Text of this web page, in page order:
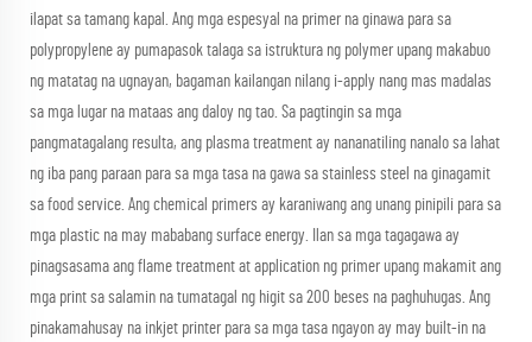
ilapat sa tamang kapal. Ang mga espesyal na primer na ginawa para sa
polypropylene ay pumapasok talaga sa istruktura ng polymer upang makabuo
ng matatag na ugnayan, bagaman kailangan nilang i-apply nang mas madalas
sa mga lugar na mataas ang daloy ng tao. Sa pagtingin sa mga
pangmatagalang resulta, ang plasma treatment ay nananatiling nanalo sa lahat
ng iba pang paraan para sa mga tasa na gawa sa stainless steel na ginagamit
sa food service. Ang chemical primers ay karaniwang ang unang pinipili para sa
mga plastic na may mababang surface energy. Ilan sa mga tagagawa ay
pinagsasama ang flame treatment at application ng primer upang makamit ang
mga print sa salamin na tumatagal ng higit sa 200 beses na paghuhugas. Ang
pinakamahusay na inkjet printer para sa mga tasa ngayon ay may built-in na